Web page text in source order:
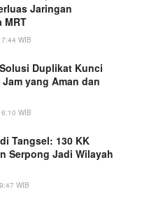
Jaringan
MRT
WIB
Duplikat Kunci
yang Aman dan
WIB
Tangsel: 130 KK
Serpong Jadi Wilayah
WIB